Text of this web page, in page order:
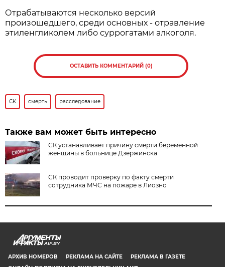
Отрабатываются несколько версий
произошедшего, среди основных - отравление
этиленгликолем либо суррогатами алкоголя.
ОСТАВИТЬ КОММЕНТАРИЙ (0)
СК смерть расследование
Также вам может быть интересно
СК устанавливает причину смерти беременной
женщины в больнице Дзержинска
СК проводит проверку по факту смерти
сотрудника МЧС на пожаре в Лиозно
AIF.BY
АРХИВ НОМЕРОВ РЕКЛАМА НА САЙТЕ
РЕКЛАМА В ГАЗЕТЕ